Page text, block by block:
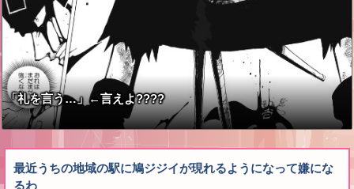
「礼を言う…」←言えよ????
最近うちの地域の駅に鳩ジジイが現れるようになって嫌にな
るわ